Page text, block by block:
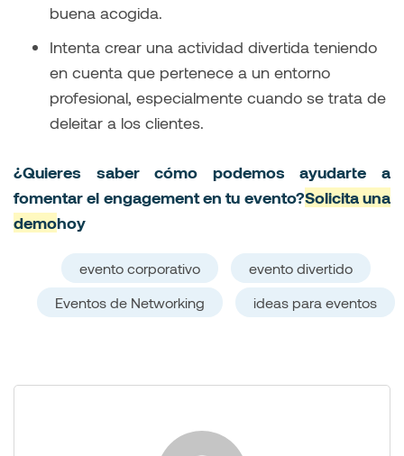
buena acogida.
Intenta crear una actividad divertida teniendo
en cuenta que pertenece a un entorno
profesional, especialmente cuando se trata de
deleitar a los clientes.
¿Quieres saber cómo podemos ayudarte a
fomentar el engagement en tu evento?Solicita una
demohoy
evento corporativo
evento divertido
Eventos de Networking
ideas para eventos